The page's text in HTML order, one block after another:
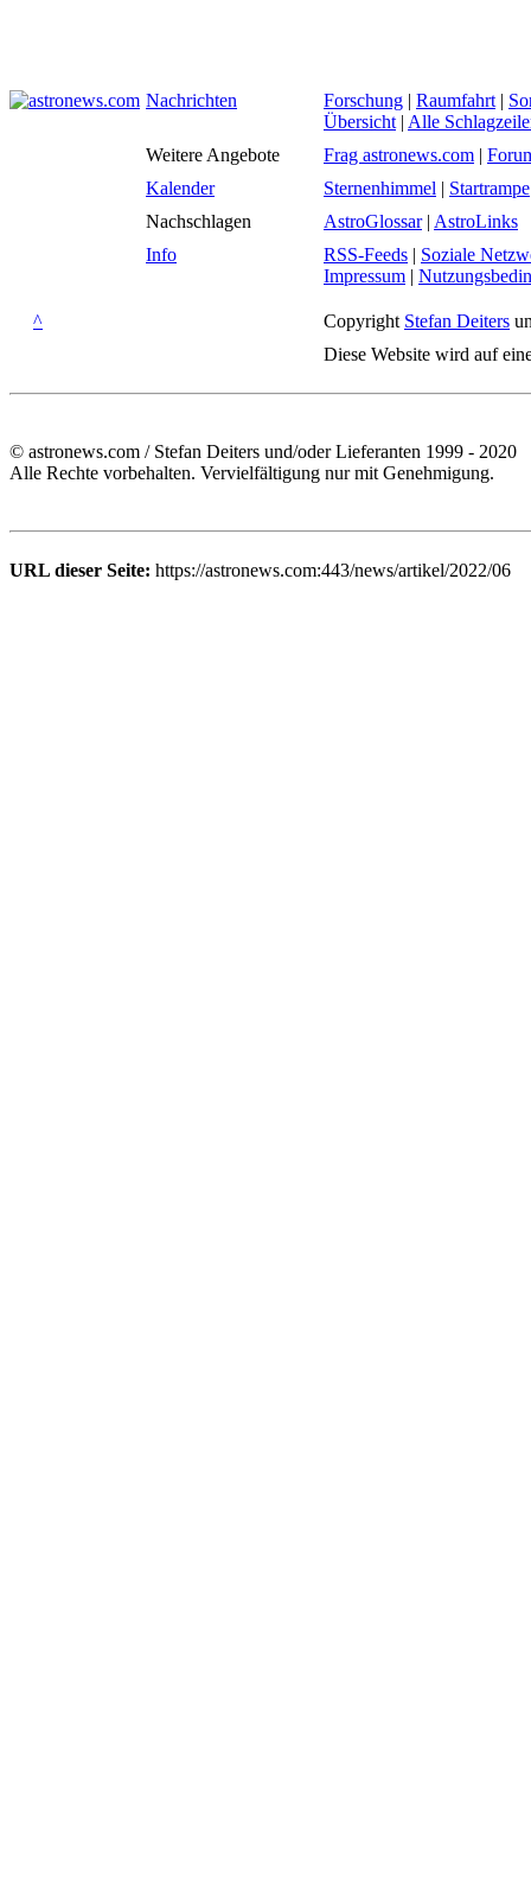
Nachrichten Forschung | Raumfahrt |
Übersicht | Alle
Weitere Angebote
Frag astronews.com |
Kalender
Sternenhimmel | Startrampe
Nachschlagen
AstroGlossar| AstroLinks
Info
RSS-Feeds | Soziale
Impressum |
^ Copyright Stefan Deiters
Diese Website wird auf
© astronews.com / Stefan Deiters und/oder Lieferanten 1999 - 2020
Alle Rechte vorbehalten. Vervielfältigung nur mit Genehmigung.
URL dieser Seite: https://astronews.com:443/news/artikel/2022/06